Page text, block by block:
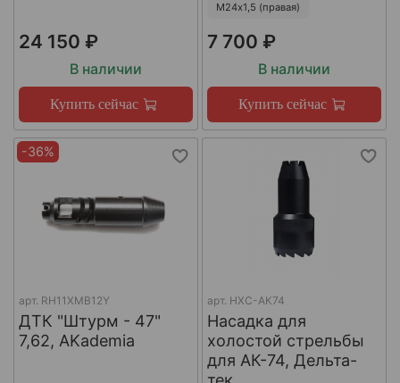
24 150 ₽
В наличии
Купить сейчас
М24х1,5 (правая)
7 700 ₽
В наличии
Купить сейчас
-36%
арт. RH11XMB12Y
ДТК "Штурм - 47"
7,62, AKademia
арт. НХС-АК74
Насадка для
холостой стрельбы
для АК-74, Дельта-